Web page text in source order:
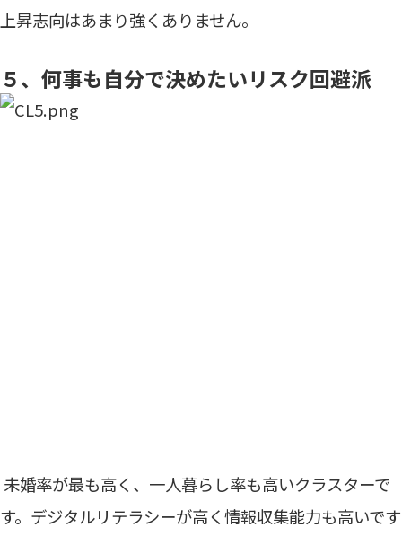
上昇志向はあまり強くありません。
５、何事も自分で決めたいリスク回避派
未婚率が最も高く、一人暮らし率も高いクラスターで
す。デジタルリテラシーが高く情報収集能力も高いです